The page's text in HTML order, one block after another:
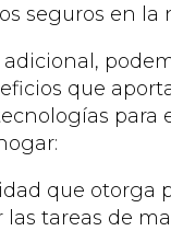
seguros en la
que
para
que otorga
las tareas de